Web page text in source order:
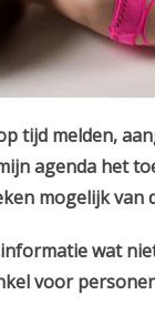
tijd melden,
agenda het
mogelijk
wat
voor